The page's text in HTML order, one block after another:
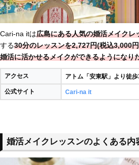
Cari-na itは広島にある人気の婚活メイクレ
する30分のレッスンを2,727円(税込3,000
婚活に活かせるメイクができるようになり
アクセス アトム「安東駅」より徒
公式サイト Cari-na it
婚活メイクレッスンのよくある内